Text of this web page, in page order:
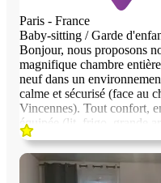
Paris - France
Baby-sitting / Garde
Bonjour, nous proposons
magnifique chambre
neuf dans un
calme et sécurisé (face au
Vincennes). Tout confort,
équipée (lit, frigo, grande
rétroprojecteur, bureau...).
recherchons une personne
discrète pour nous aider